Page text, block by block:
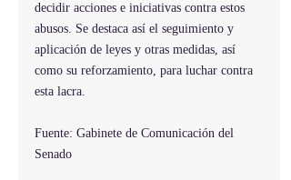
decidir acciones e iniciativas contra estos
abusos. Se destaca así el seguimiento y
aplicación de leyes y otras medidas, así
como su reforzamiento, para luchar contra
esta lacra.
Fuente: Gabinete de Comunicación del
Senado